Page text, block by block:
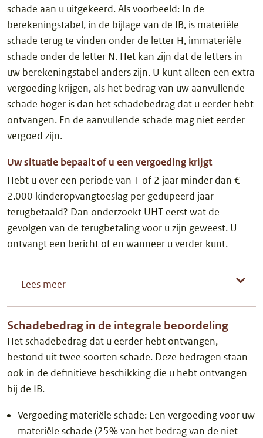
schade aan u uitgekeerd. Als voorbeeld: In de
berekeningstabel, in de bijlage van de IB, is materiële
schade terug te vinden onder de letter H, immateriële
schade onder de letter N. Het kan zijn dat de letters in
uw berekeningstabel anders zijn. U kunt alleen een extra
vergoeding krijgen, als het bedrag van uw aanvullende
schade hoger is dan het schadebedrag dat u eerder hebt
ontvangen. En de aanvullende schade mag niet eerder
vergoed zijn.
Uw situatie bepaalt of u een vergoeding krijgt
Hebt u over een periode van 1 of 2 jaar minder dan €
2.000 kinderopvangtoeslag per gedupeerd jaar
terugbetaald? Dan onderzoekt UHT eerst wat de
gevolgen van de terugbetaling voor u zijn geweest. U
ontvangt een bericht of en wanneer u verder kunt.
Lees meer
Schadebedrag in de integrale beoordeling
Het schadebedrag dat u eerder hebt ontvangen,
bestond uit twee soorten schade. Deze bedragen staan
ook in de definitieve beschikking die u hebt ontvangen
bij de IB.
Vergoeding materiële schade: Een vergoeding voor uw
materiële schade (25% van het bedrag van de niet